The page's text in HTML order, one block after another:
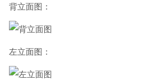
背立面图：
左立面图：